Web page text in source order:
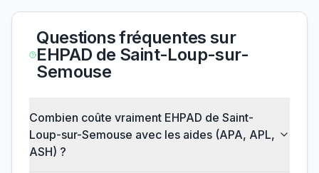
Questions fréquentes sur
EHPAD de Saint-Loup-sur-
Semouse
Combien coûte vraiment EHPAD de Saint-
Loup-sur-Semouse avec les aides (APA, APL,
ASH) ?